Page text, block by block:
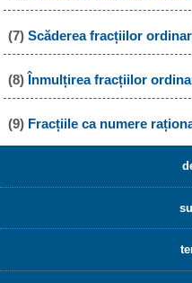
(7) Scăderea fracțiilor
(8) Înmulțirea fracțiilor
(9) Fracțiile ca numere